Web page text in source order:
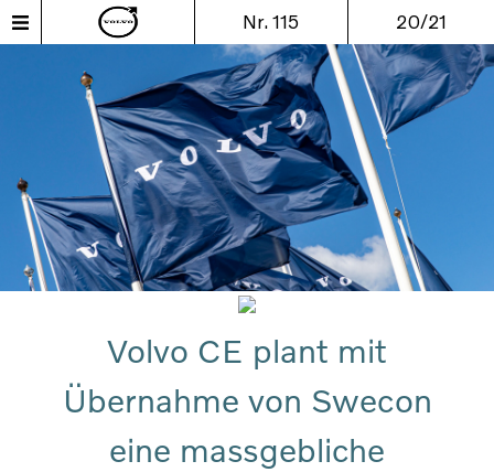
Nr. 115 20/21
Volvo CE plant mit
Übernahme von Swecon
eine massgebliche